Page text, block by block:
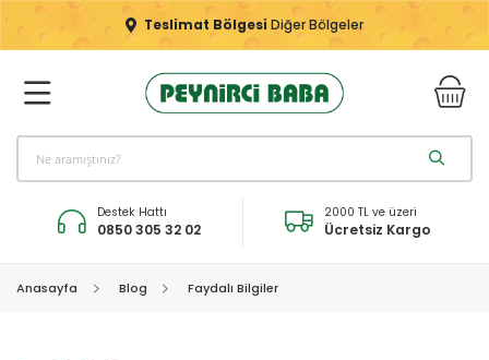
Teslimat Bölgesi Diğer Bölgeler
Destek Hattı
0850 305 32 02
2000 TL ve üzeri
Ücretsiz Kargo
Anasayfa Blog Faydalı Bilgiler